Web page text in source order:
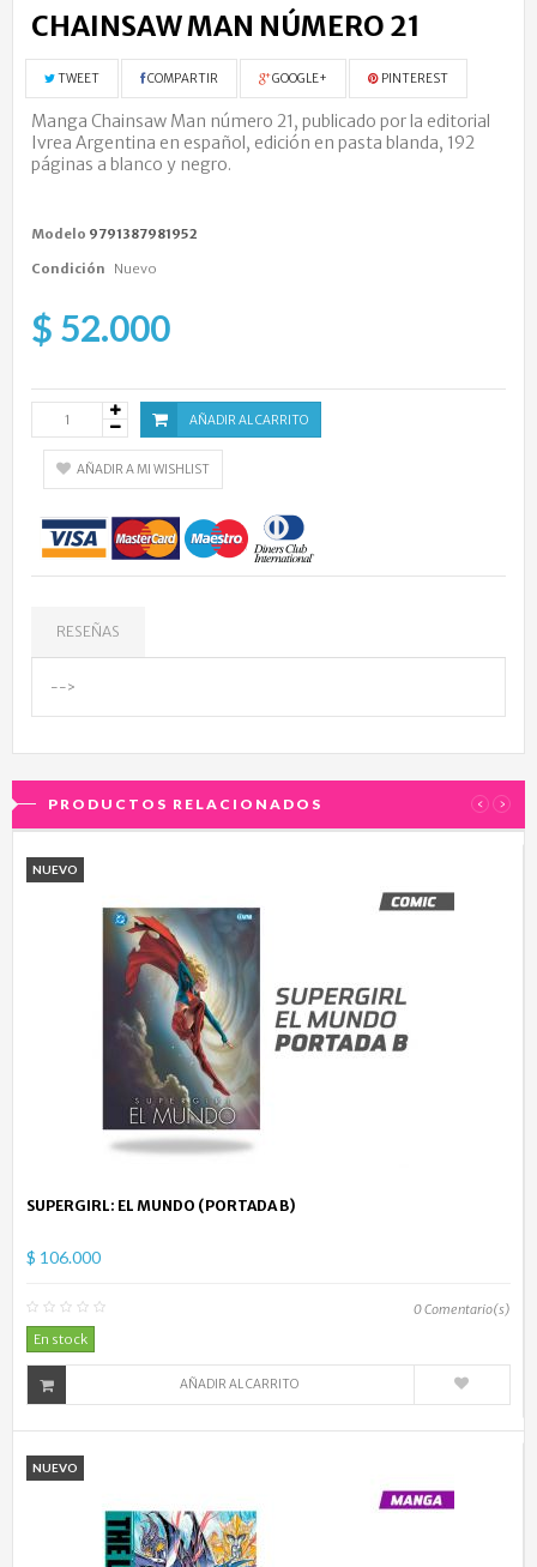
CHAINSAW MAN NÚMERO 21
TWEET COMPARTIR GOOGLE+ PINTEREST
Manga Chainsaw Man número 21, publicado por la editorial
Ivrea Argentina en español, edición en pasta blanda, 192
páginas a blanco y negro.
Modelo 9791387981952
Condición Nuevo
$ 52.000
AÑADIR AL CARRITO
AÑADIR A MI WISHLIST
RESEÑAS
-->
PRODUCTOS RELACIONADOS ‹ ›
NUEVO
SUPERGIRL: EL MUNDO (PORTADA B)
$ 106.000
0Comentario(s)
En stock
AÑADIR AL CARRITO
NUEVO